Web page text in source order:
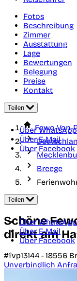
Fotos
Beschreibung
Zimmer
Ausstattung
Lage
Bewertungen
Belegung
Preise
Kontakt
Teilen
Über WhatsApp
Über E-Mail
Über Facebook
Fewo-Von-
Breege
Teilen
Über WhatsApp
Über E-Mail
Über Facebook
Schöne
direkt am
#fvp13144 - 18556
Unverbindlich